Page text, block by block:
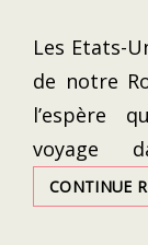
Les Etats-
de notre
l’espère
voyage
CONTINUE